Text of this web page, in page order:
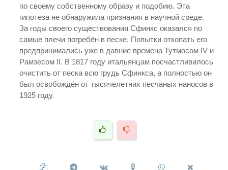
по своему собственному образу и подобию. Эта
гипотеза не обнаружила признания в научной среде.
За годы своего существования Сфинкс оказался по
самые плечи погребён в песке. Попытки откопать его
предпринимались уже в давние времена Тутмосом IV и
Рамзесом II. В 1817 году итальянцам посчастливилось
очистить от песка всю грудь Сфинкса, а полностью он
был освобождён от тысячелетних песчаных наносов в
1925 году.